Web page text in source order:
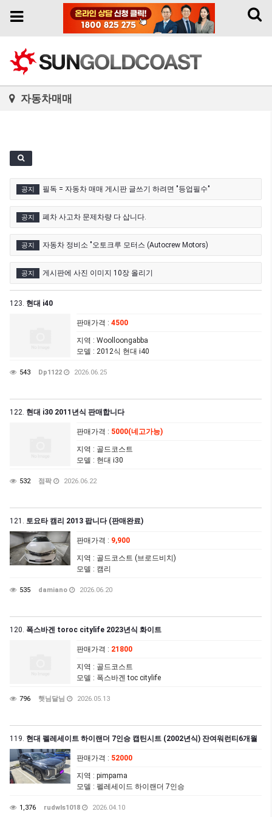
Toggle
Toggle
자동차매매
공지 필독 = 자동차 매매 게시판 글쓰기 하려면 "등업필수"
공지 폐차 사고차 문제차량 다 삽니다.
공지 자동차 정비소 "오토크루 모터스 (Autocrew Motors)
공지 게시판에 사진 이미지 10장 올리기
123. 현대 i40
판매가격 : 4500
지역 : Woolloongabba
모델 : 2012식 현대 i40
543 Dp1122 2026.06.25
122. 현대 i30 2011년식 판매합니다
판매가격 : 5000(네고가능)
지역 : 골드코스트
모델 : 현대 i30
532 점팍 2026.06.22
121. 토요타 캠리 2013 팝니다 (판매완료)
판매가격 : 9,900
지역 : 골드코스트 (브로드비치)
모델 : 캠리
535 damiano 2026.06.20
120. 폭스바겐 toroc citylife 2023년식 화이트
판매가격 : 21800
지역 : 골드코스트
모델 : 폭스바겐 toc citylife
796 햇님달님 2026.05.13
119. 현대 펠레세이트 하이랜더 7인승 캡틴시트 (2002년식) 잔여워런티6개월
판매가격 : 52000
지역 : pimpama
모델 : 펠레세이드 하이랜더 7인승
1,376 rudwls1018 2026.04.10